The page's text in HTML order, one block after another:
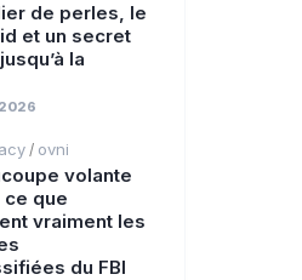
de perles, le
et un secret
la
/ ovni
volante
ce que
vraiment les
du FBI